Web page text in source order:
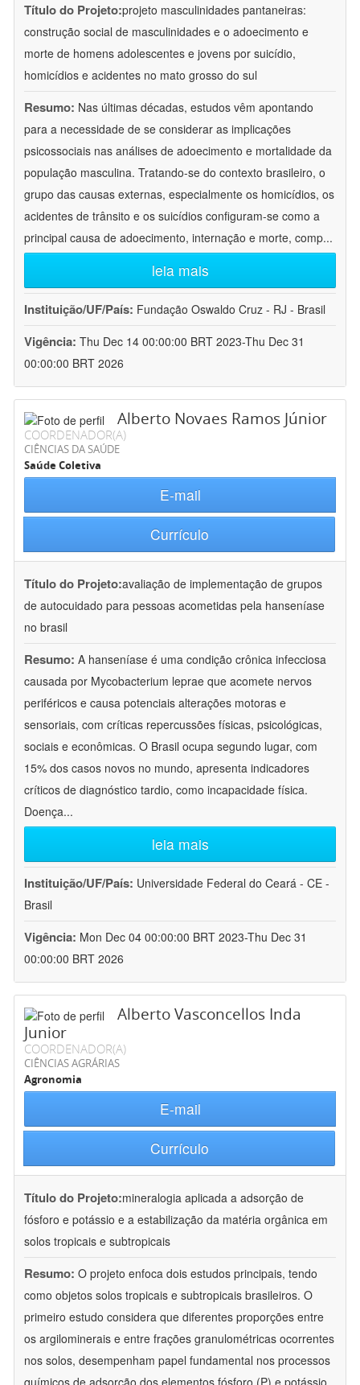
Título do Projeto:projeto masculinidades pantaneiras:
construção social de masculinidades e o adoecimento e
morte de homens adolescentes e jovens por suicídio,
homicídios e acidentes no mato grosso do sul
Resumo: Nas últimas décadas, estudos vêm apontando
para a necessidade de se considerar as implicações
psicossociais nas análises de adoecimento e mortalidade da
população masculina. Tratando-se do contexto brasileiro, o
grupo das causas externas, especialmente os homicídios, os
acidentes de trânsito e os suicídios configuram-se como a
principal causa de adoecimento, internação e morte, comp...
leia mais
Instituição/UF/País: Fundação Oswaldo Cruz - RJ - Brasil
Vigência: Thu Dec 14 00:00:00 BRT 2023-Thu Dec 31
00:00:00 BRT 2026
Alberto Novaes Ramos Júnior
COORDENADOR(A)
CIÊNCIAS DA SAÚDE
Saúde Coletiva
E-mail
Currículo
Título do Projeto:avaliação de implementação de grupos
de autocuidado para pessoas acometidas pela hanseníase
no brasil
Resumo: A hanseníase é uma condição crônica infecciosa
causada por Mycobacterium leprae que acomete nervos
periféricos e causa potenciais alterações motoras e
sensoriais, com críticas repercussões físicas, psicológicas,
sociais e econômicas. O Brasil ocupa segundo lugar, com
15% dos casos novos no mundo, apresenta indicadores
críticos de diagnóstico tardio, como incapacidade física.
Doença...
leia mais
Instituição/UF/País: Universidade Federal do Ceará - CE -
Brasil
Vigência: Mon Dec 04 00:00:00 BRT 2023-Thu Dec 31
00:00:00 BRT 2026
Alberto Vasconcellos Inda
Junior
COORDENADOR(A)
CIÊNCIAS AGRÁRIAS
Agronomia
E-mail
Currículo
Título do Projeto:mineralogia aplicada a adsorção de
fósforo e potássio e a estabilização da matéria orgânica em
solos tropicais e subtropicais
Resumo: O projeto enfoca dois estudos principais, tendo
como objetos solos tropicais e subtropicais brasileiros. O
primeiro estudo considera que diferentes proporções entre
os argilominerais e entre frações granulométricas ocorrentes
nos solos, desempenham papel fundamental nos processos